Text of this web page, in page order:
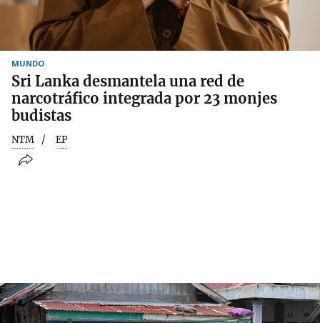
MUNDO
Sri Lanka desmantela una red de
narcotráfico integrada por 23 monjes
budistas
NTM EP